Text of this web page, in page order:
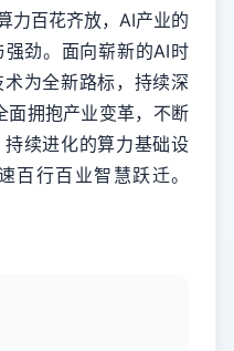
百花齐放，AI产业的
劲。面向崭新的AI时
为全新路标，持续深
面拥抱产业变革，不断
续进化的算力基础设
百行百业智慧跃迁。